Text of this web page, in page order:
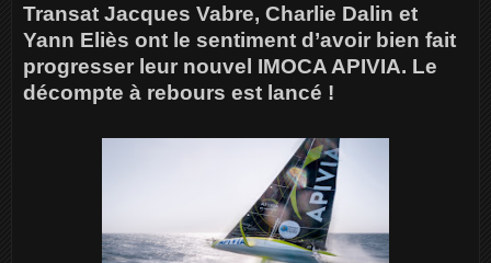
Transat Jacques Vabre, Charlie Dalin et
Yann Eliès ont le sentiment d’avoir bien fait
progresser leur nouvel IMOCA APIVIA. Le
décompte à rebours est lancé !